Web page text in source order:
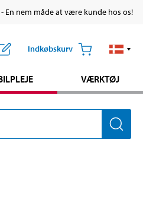
En nem måde at være kunde hos os!
Indkøbskurv
VÆRKTØJ